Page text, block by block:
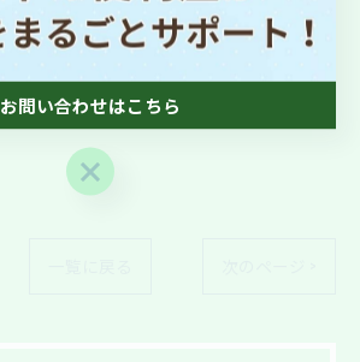
お問い合わせはこちら
お問い合わせはこちら